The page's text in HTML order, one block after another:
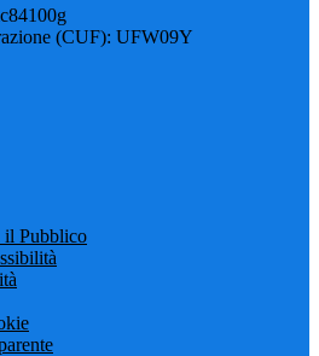
(CUF): UFW09Y
Pubblico